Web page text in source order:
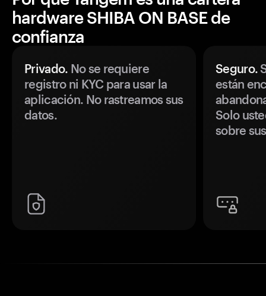
hardware SHIBA ON BASE de
confianza
Privado. No se requiere
registro ni KYC para usar la
aplicación. No rastreamos sus
datos.
Seguro.
están
Solo
sobre